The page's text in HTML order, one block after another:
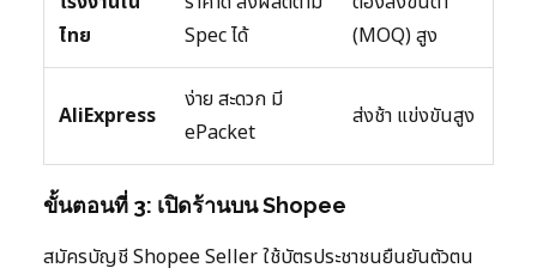
ไทย
Spec ได้
(MOQ) สูง
AliExpress
ง่าย สะดวก มี
ePacket
ส่งช้า แข่งขันสูง
ขั้นตอนที่ 3: เปิดร้านบน Shopee
สมัครบัญชี Shopee Seller ใช้บัตรประชาชนยืนยันตัวตน